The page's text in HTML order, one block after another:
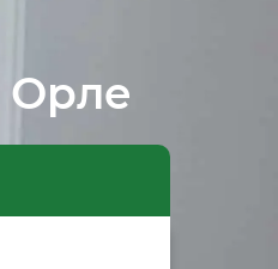
Орле